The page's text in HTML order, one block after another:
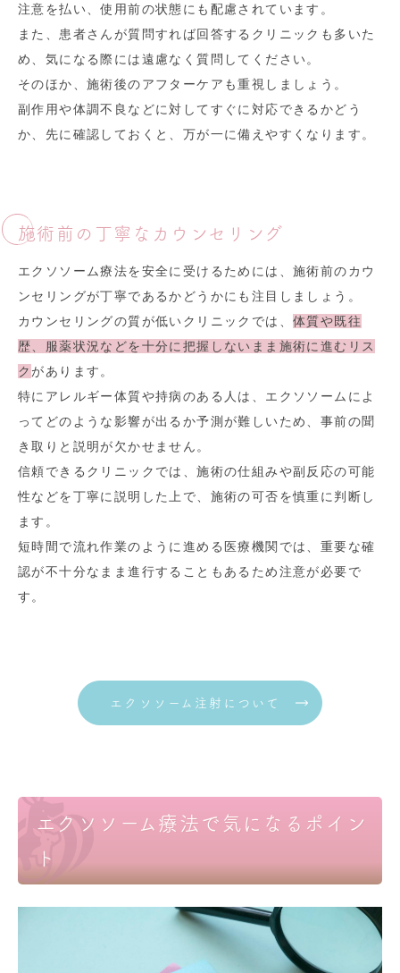
注意を払い、使用前の状態にも配慮されています。
また、患者さんが質問すれば回答するクリニックも多いた
め、気になる際には遠慮なく質問してください。
そのほか、施術後のアフターケアも重視しましょう。
副作用や体調不良などに対してすぐに対応できるかどう
か、先に確認しておくと、万が一に備えやすくなります。
施術前の丁寧なカウンセリング
エクソソーム療法を安全に受けるためには、施術前のカウ
ンセリングが丁寧であるかどうかにも注目しましょう。
カウンセリングの質が低いクリニックでは、 体質や既往
歴、服薬状況などを十分に把握しないまま施術に進むリス
クがあります。
特にアレルギー体質や持病のある人は、エクソソームによ
ってどのような影響が出るか予測が難しいため、事前の聞
き取りと説明が欠かせません。
信頼できるクリニックでは、施術の仕組みや副反応の可能
性などを丁寧に説明した上で、施術の可否を慎重に判断し
ます。
短時間で流れ作業のように進める医療機関では、重要な確
認が不十分なまま進行することもあるため注意が必要で
す。
エクソソーム注射について
エクソソーム療法で気になるポイン
ト